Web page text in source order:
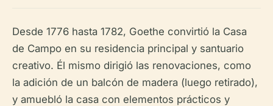
Desde 1776 hasta 1782, Goethe convirtió la Casa
de Campo en su residencia principal y santuario
creativo. Él mismo dirigió las renovaciones, como
la adición de un balcón de madera (luego retirado),
y amuebló la casa con elementos prácticos y